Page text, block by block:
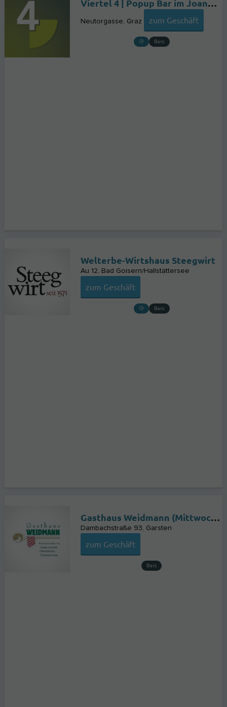
Viertel 4 | Popup Bar im Joanneumsviertel
Neutorgasse Graz zum Geschäft
Bars
Welterbe-Wirtshaus Steegwirt
Au 12 Bad Goisern/Hallstättersee
zum Geschäft
Bars
Gasthaus Weidmann (Mittwoch und Donnerstag geschlossen)
Dambachstraße 93 Garsten
zum Geschäft
Bars